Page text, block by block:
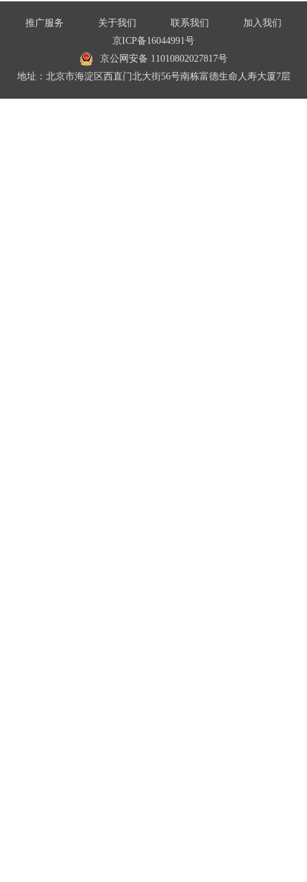
推广服务 关于我们 联系我们
加入我们
京ICP备16044991号
京公网安备 11010802027817号
地址：北京市海淀区西直门北大街56号南栋富德生命人寿大厦7层